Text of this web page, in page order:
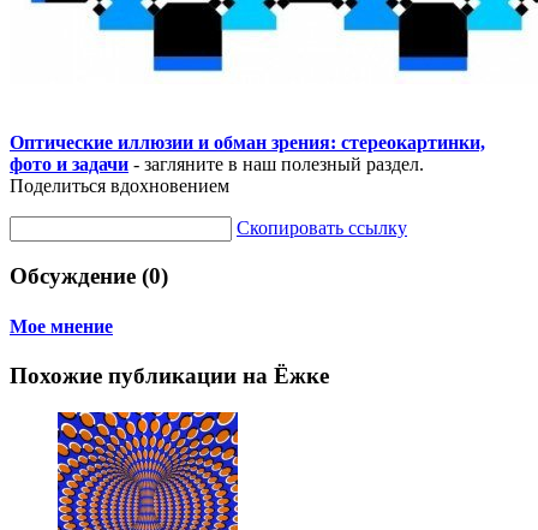
Оптические иллюзии и обман зрения: стереокартинки,
фото и задачи - загляните в наш полезный раздел.
Поделиться вдохновением
Скопировать ссылку
Обсуждение (0)
Мое мнение
Похожие публикации на Ёжке